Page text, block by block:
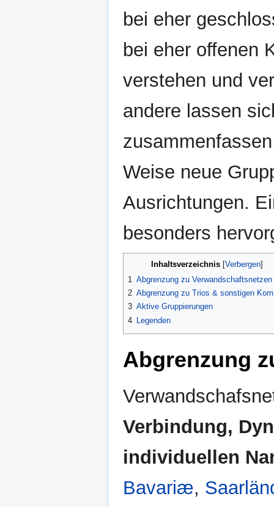
bei eher
bei eher offenen
verstehen und
andere lassen
Weise neue
Ausrichtungen.
besonders
Inhaltsverzeichnis
1 Abgrenzung zu Verwandschaftsnetzen
2 Abgrenzung zu Trios & sonstigen
3 Aktive Gruppierungen
4 Legenden
Abgrenzung
Verbindung,
individuellen
Bavariæ,